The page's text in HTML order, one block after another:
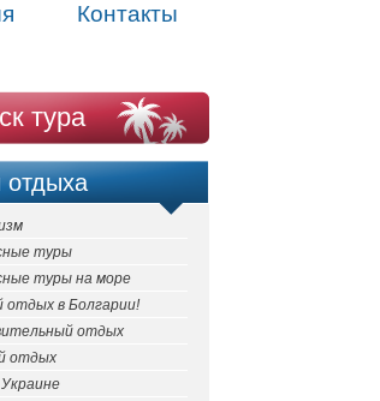
Контакты
тура
туры
туры на море
отдых в Болгарии!
отдых
отдых